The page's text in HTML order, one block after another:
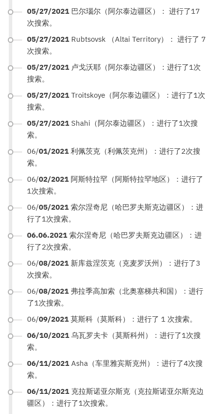
05/27/2021 巴尔瑙尔（阿尔泰边疆区）： 进行了17
次搜索。
05/27/2021 Rubtsovsk （Altai Territory）： 进行了 7
次搜索。
05/27/2021 卢戈沃耶（阿尔泰边疆区）：进行了1次
搜索。
05/27/2021 Troitskoye（阿尔泰边疆区）：进行了1次
搜索。
05/27/2021 Shahi（阿尔泰边疆区）：进行了1次搜
索。
06/01/2021 利佩茨克（利佩茨克州）：进行了2次搜
索。
06/02/2021 阿斯特拉罕（阿斯特拉罕地区）：进行了
1次搜索。
06/05/2021 索尔涅奇尼（哈巴罗夫斯克边疆区）：进
行了1次搜索。
06.06.2021 索尔涅奇尼（哈巴罗夫斯克边疆区）：进
行了2次搜索。
06/08/2021 新库兹涅茨克（克麦罗沃州）：进行了3
次搜索。
06/08/2021 弗拉季高加索（北奥塞梯共和国）：进行
了1次搜索。
06/09/2021 莫斯科（莫斯科）：进行了 1 次搜索。
06/10/2021 乌瓦罗夫卡（莫斯科州）：进行了1次搜
索。
06/11/2021 Asha（车里雅宾斯克州）：进行了4次搜
索。
06/11/2021 克拉斯诺亚尔斯克（克拉斯诺亚尔斯克边
疆区）：进行了1次搜索。